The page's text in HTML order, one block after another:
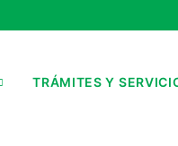
TRÁMITES Y